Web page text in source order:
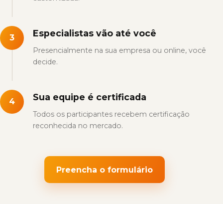
3 Especialistas vão até você
Presencialmente na sua empresa ou online, você
decide.
4 Sua equipe é certificada
Todos os participantes recebem certificação
reconhecida no mercado.
Preencha o formulário